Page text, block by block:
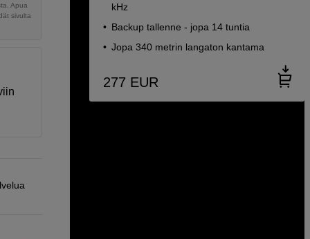
Apua
sivulta
kHz
Backup tallenne - jopa 14 tuntia
Jopa 340 metrin langaton kantama
277 EUR